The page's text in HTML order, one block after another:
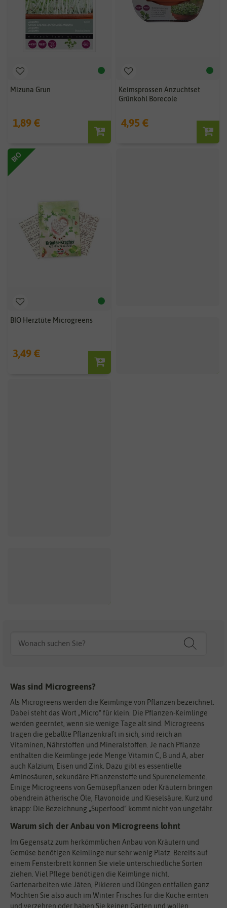
Mizuna Grun
1,89 €
Keimsprossen Anzuchtset
Grünkohl Borecole
4,95 €
BIO
BIO Herztüte Microgreens
3,49 €
Was sind Microgreens?
Als Microgreens werden die Keimlinge von Pflanzen bezeichnet.
Dabei steht das Wort „Micro“ für klein. Die Pflanzen-Keimlinge
werden geerntet, wenn sie wenige Tage alt sind. Microgreens
tragen die geballte Pflanzenkraft in sich, sind reich an
Vitaminen, Nährstoffen und Mineralstoffen. Je nach Pflanze
enthalten die Keimlinge jede Menge Vitamin C, B und A, aber
auch Kalzium, Eisen und Zink. Dazu gibt es essentielle
Aminosäuren, sekundäre Pflanzenstoffe und Spurenelemente.
Einige Microgreens von Gemüsepflanzen oder Kräutern bringen
obendrein ätherische Öle, Flavonoide und Kieselsäure. Kurz und
knapp: Die Bezeichnung „Superfood“ kommt nicht von ungefähr.
Warum sich der Anbau von Microgreens lohnt
Im Gegensatz zum herkömmlichen Anbau von Kräutern und
Gemüse benötigen Keimlinge nur sehr wenig Platz. Bereits auf
einem Fensterbrett können Sie viele unterschiedliche Sorten
ziehen. Viel Pflege benötigen die Keimlinge nicht.
Gartenarbeiten wie Jäten, Pikieren und Düngen entfallen ganz.
Möchten Sie also auch im Winter Frisches für die Küche ernten
und verzehren oder haben Sie keinen Garten und wollen